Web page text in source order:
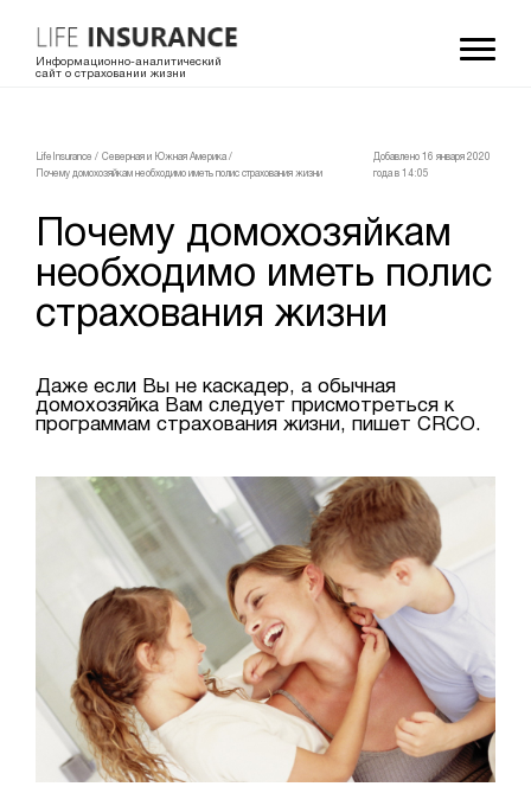
Информационно-аналитический
сайт о страховании жизни
LifeInsurance / Северная и Южная Америка /
Почему домохозяйкам необходимо иметь полис страхования жизни
Добавлено 16 января 2020
года в 14:05
Почему домохозяйкам
необходимо иметь полис
страхования жизни
Даже если Вы не каскадер, а обычная
домохозяйка Вам следует присмотреться к
программам страхования жизни, пишет CRCO.